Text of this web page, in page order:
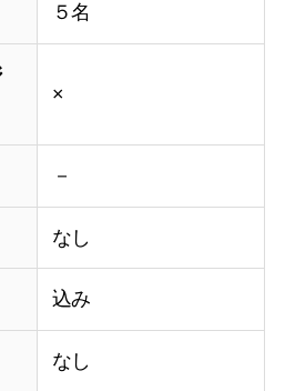
５名
×
－
なし
込み
なし